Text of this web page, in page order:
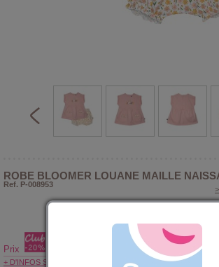
ROBE BLOOMER LOUANE MAILLE
Ref. P-008953
Prix
+ D'INFOS SUR LE CLUB